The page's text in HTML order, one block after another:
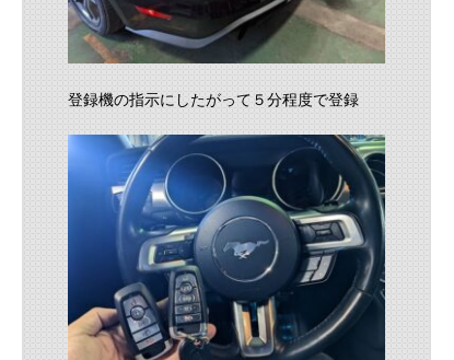
登録機の指示にしたがって５分程度で登録